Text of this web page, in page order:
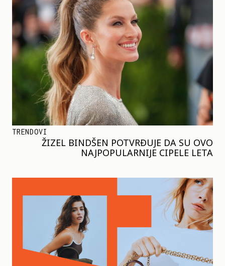
TRENDOVI
ŽIZEL BINDŠEN POTVRĐUJE DA SU OVO
NAJPOPULARNIJE CIPELE LETA